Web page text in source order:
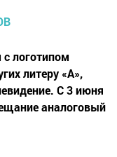
логотипом
литеру «А»,
С 3 июня
аналоговый